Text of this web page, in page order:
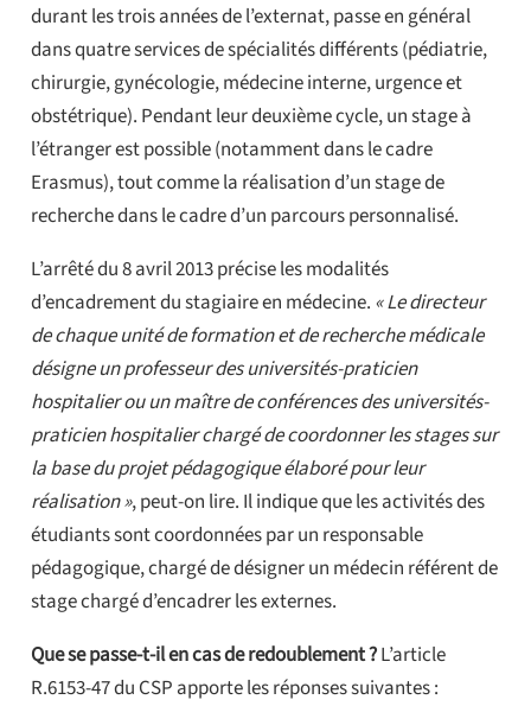
durant les trois années de l’externat, passe en général
dans quatre services de spécialités différents (pédiatrie,
chirurgie, gynécologie, médecine interne, urgence et
obstétrique). Pendant leur deuxième cycle, un stage à
l’étranger est possible (notamment dans le cadre
Erasmus), tout comme la réalisation d’un stage de
recherche dans le cadre d’un parcours personnalisé.
L’arrêté du 8 avril 2013 précise les modalités
d’encadrement du stagiaire en médecine. « Le directeur
de chaque unité de formation et de recherche médicale
désigne un professeur des universités-praticien
hospitalier ou un maître de conférences des universités-
praticien hospitalier chargé de coordonner les stages sur
la base du projet pédagogique élaboré pour leur
réalisation », peut-on lire. Il indique que les activités des
étudiants sont coordonnées par un responsable
pédagogique, chargé de désigner un médecin référent de
stage chargé d’encadrer les externes.
Que se passe-t-il en cas de redoublement ?L’article
R.6153-47 du CSP apporte les réponses suivantes :